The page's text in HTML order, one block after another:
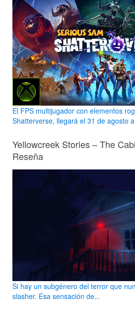
El FPS multijugador con elementos
Shatterverse, llegará el 31 de agosto
Yellowcreek Stories – The
Reseña
Si hay un subgénero del terror que
slasher. Esa sensación de...